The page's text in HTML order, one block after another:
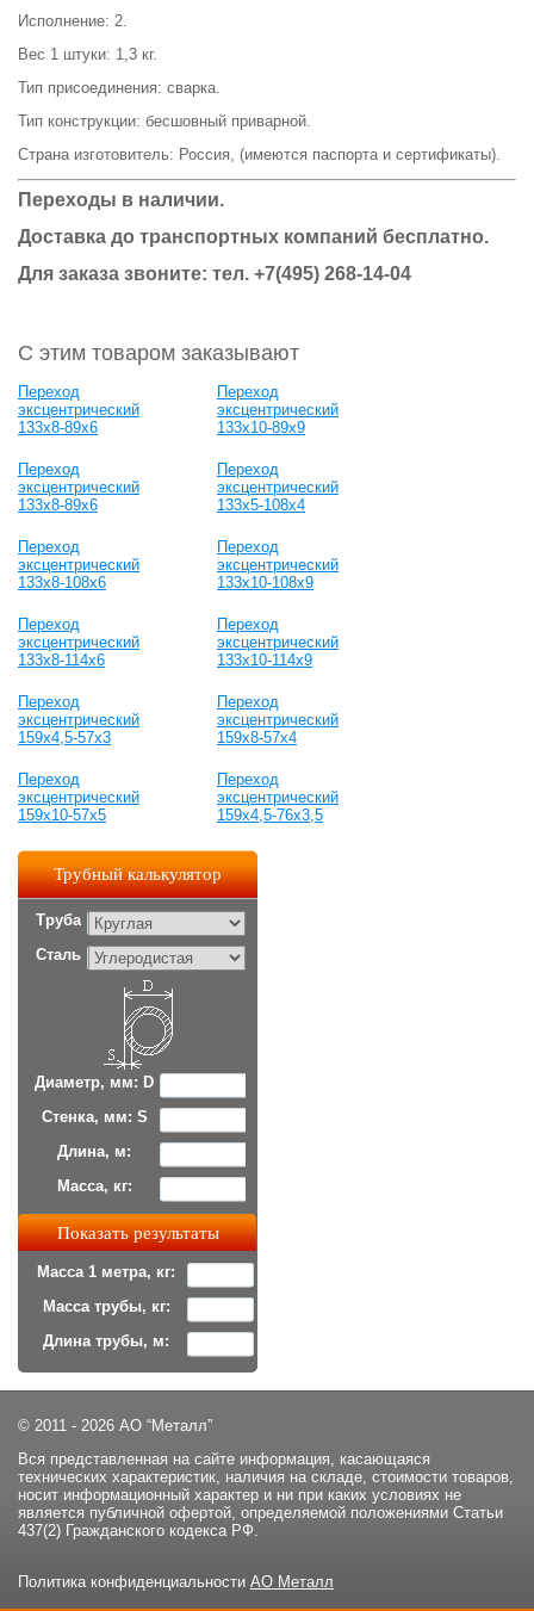
Исполнение: 2.
Вес 1 штуки: 1,3 кг.
Тип присоединения: сварка.
Тип конструкции: бесшовный приварной.
Страна изготовитель: Россия, (имеются паспорта и сертификаты).
Переходы в наличии.
Доставка до транспортных компаний бесплатно.
Для заказа звоните: тел. +7(495) 268-14-04
С этим товаром заказывают
Переход
эксцентрический
133х8-89х6
Переход
эксцентрический
133х10-89х9
Переход
эксцентрический
133х8-89х6
Переход
эксцентрический
133х5-108х4
Переход
эксцентрический
133х8-108х6
Переход
эксцентрический
133х10-108х9
Переход
эксцентрический
133х8-114х6
Переход
эксцентрический
133х10-114х9
Переход
эксцентрический
159х4,5-57х3
Переход
эксцентрический
159х8-57х4
Переход
эксцентрический
159х10-57х5
Переход
эксцентрический
159х4,5-76х3,5
Трубный калькулятор
Труба
Сталь
Диаметр, мм: D
Стенка, мм: S
Длина, м:
Масса, кг:
Масса 1 метра, кг:
Масса трубы, кг:
Длина трубы, м:
© 2011 - 2026 АО “Металл”
Вся представленная на сайте информация, касающаяся
технических характеристик, наличия на складе, стоимости товаров,
носит информационный характер и ни при каких условиях не
является публичной офертой, определяемой положениями Статьи
437(2) Гражданского кодекса РФ.
Политика конфиденциальности АО Металл